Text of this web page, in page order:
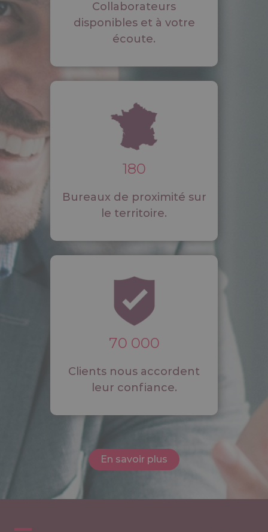
Collaborateurs
disponibles et à votre
écoute.
180
Bureaux de proximité sur
le territoire.
70 000
Clients nous accordent
leur confiance.
En savoir plus